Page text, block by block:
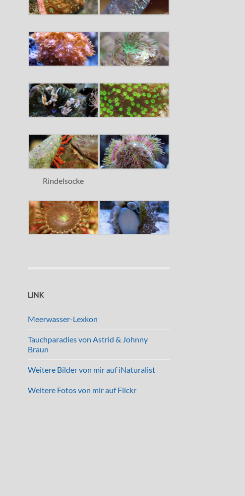
Rindelsocke
LINK
Meerwasser-Lexkon
Tauchparadies von Astrid & Johnny
Braun
Weitere Bilder von mir auf iNaturalist
Weitere Fotos von mir auf Flickr